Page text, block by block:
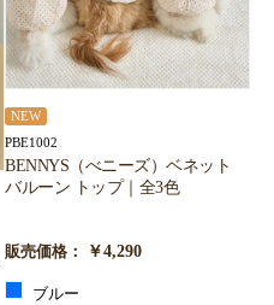
NEW
PBE1002
BENNYS（べニーズ）ベネット
バルーン トップ｜全3色
販売価格： ￥4,290
ブルー